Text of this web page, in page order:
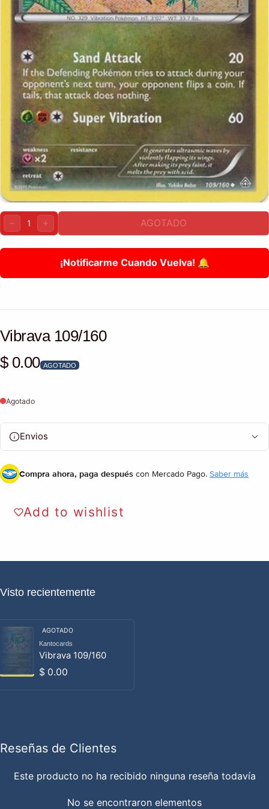
Cantidad:
DISMINUIRAUMENTAR AGOTADO
¡Notificarme Cuando Vuelva! 🔔
Vibrava 109/160
Precio habitual
$ 0.00 AGOTADO
Agotado
Envios
Compra ahora, paga después con Mercado Pago. Saber más
Add to wishlist
Visto recientemente
AGOTADO
Proveedor:
Kantocards
Vibrava 109/160
Precio habitual
$ 0.00
Reseñas de Clientes
Este producto no ha recibido ninguna reseña todavía
No se encontraron elementos